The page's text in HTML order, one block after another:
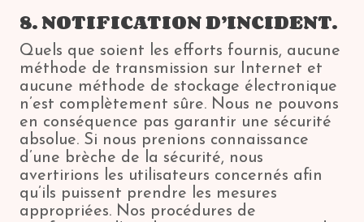
8. NOTIFICATION D’INCIDENT.
Quels que soient les efforts fournis, aucune
méthode de transmission sur Internet et
aucune méthode de stockage électronique
n’est complètement sûre. Nous ne pouvons
en conséquence pas garantir une sécurité
absolue. Si nous prenions connaissance
d’une brèche de la sécurité, nous
avertirions les utilisateurs concernés afin
qu’ils puissent prendre les mesures
appropriées. Nos procédures de